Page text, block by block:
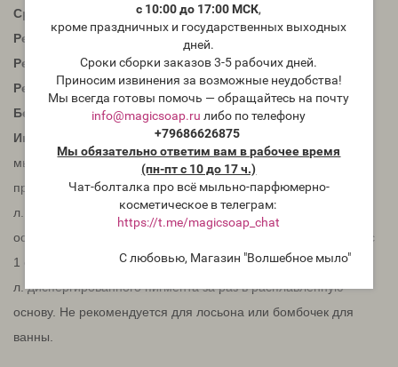
с 10:00 до 17:00 МСК,
кроме праздничных и государственных выходных
дней.
Сроки сборки заказов 3-5 рабочих дней.
Приносим извинения за возможные неудобства!
Мы всегда готовы помочь — обращайтесь на почту
info@magicsoap.ru либо по телефону
+79686626875
Мы обязательно ответим вам в рабочее время
(пн-пт с 10 до 17 ч.)
Чат-болталка про всё мыльно-парфюмерно-
косметическое в телеграм:
https://t.me/magicsoap_chat
С любовью, Магазин "Волшебное мыло"
Срок годности:
неограничен
Рекомендуется для мыла с нуля ХС и ГС:
Рекомендуется для мыла из основы:нет
Рекомендуется для бомбочек для ванны:нет
Безопасность для глаз:да
Инструкции по применению:Чтобы растопить и залить
мыло, смешайте 1 чайную ложку с 1 столовой ложкой 99-
процентного изопропилового спирта.Добавьте 0,25 ч.
л.
диспергированного пигмента за раз в расплавленную
основу.
Для мыла с нуля ХС и ГС смешайте 1 чайную ложку с
1 столовой ложкой легкого масла.Добавьте 1 ч.
л.диспергированного пигмента за раз в расплавленную
основу. Не рекомендуется для лосьона или бомбочек для
ванны.